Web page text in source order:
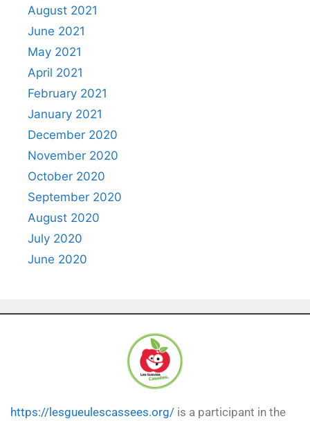
August 2021
June 2021
May 2021
April 2021
February 2021
January 2021
December 2020
November 2020
October 2020
September 2020
August 2020
July 2020
June 2020
https://lesgueulescassees.org/ is a participant in the